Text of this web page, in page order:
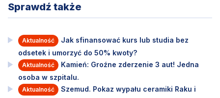
Sprawdź także
Aktualność
Jak sfinansować kurs lub studia bez
odsetek i umorzyć do 50% kwoty?
Aktualność
Kamień: Groźne zderzenie 3 aut! Jedna
osoba w szpitalu.
Aktualność
Szemud. Pokaz wypału ceramiki Raku i